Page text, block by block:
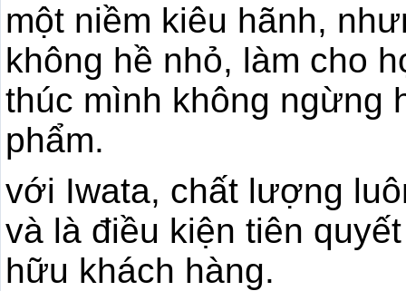
một niềm kiêu hãnh,
không hề nhỏ, làm cho
thúc mình không ngừng
phẩm.
với Iwata, chất lượng
và là điều kiện tiên
hữu khách hàng.